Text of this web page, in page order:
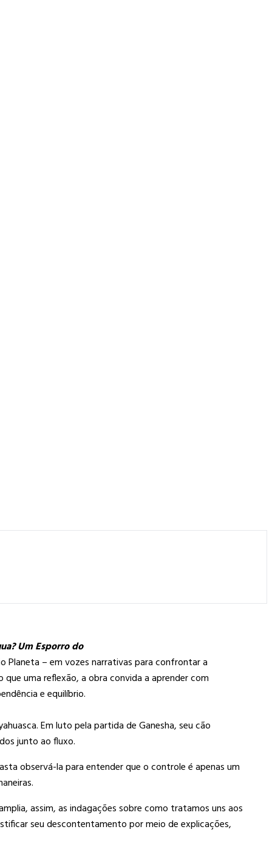
Um Esporro do
Planeta – em vozes narrativas para confrontar a
uma reflexão, a obra convida a aprender com
e equilíbrio.
Em luto pela partida de Ganesha, seu cão
junto ao fluxo.
observá-la para entender que o controle é apenas um
assim, as indagações sobre como tratamos uns aos
seu descontentamento por meio de explicações,